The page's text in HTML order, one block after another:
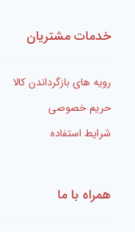
خدمات مشتریان
رویه های بازگرداندن کالا
حریم خصوصی
شرایط استفاده
همراه با ما